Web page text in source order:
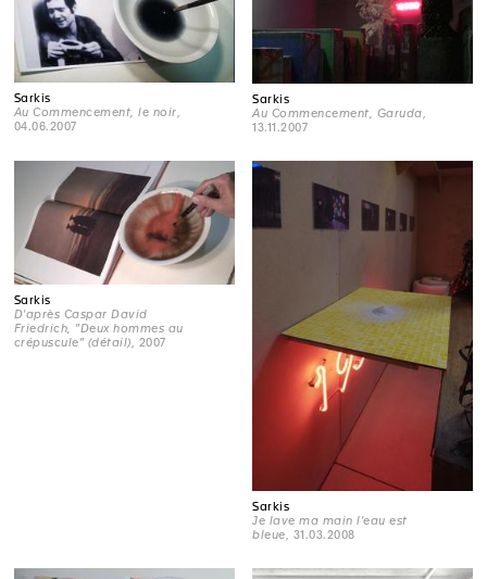
Sarkis
Au Commencement, le noir
04.06.2007
Sarkis
Au Commencement, Garuda
13.11.2007
Sarkis
D'après Caspar David
Friedrich, "Deux hommes au
crépuscule" (détail) , 2007
Sarkis
Je lave ma main l'eau est
bleue , 31.03.2008